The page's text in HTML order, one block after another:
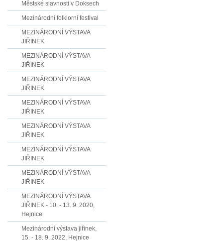
Městské slavnosti v Doksech
Mezinárodní folklorní festival
MEZINÁRODNÍ VÝSTAVA
JIŘINEK
MEZINÁRODNÍ VÝSTAVA
JIŘINEK
MEZINÁRODNÍ VÝSTAVA
JIŘINEK
MEZINÁRODNÍ VÝSTAVA
JIŘINEK
MEZINÁRODNÍ VÝSTAVA
JIŘINEK
MEZINÁRODNÍ VÝSTAVA
JIŘINEK
MEZINÁRODNÍ VÝSTAVA
JIŘINEK
MEZINÁRODNÍ VÝSTAVA
JIŘINEK - 10. - 13. 9. 2020,
Hejnice
Mezinárodní výstava jiřinek,
15. - 18. 9. 2022, Hejnice